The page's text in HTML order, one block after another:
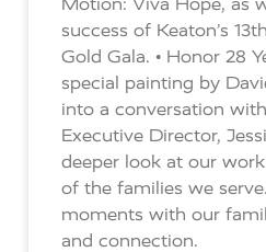
success of Keaton’s
Gold Gala. • Honor 28
special painting by
into a conversation with
Executive Director,
deeper look at our
of the families we
moments with our
and connection.